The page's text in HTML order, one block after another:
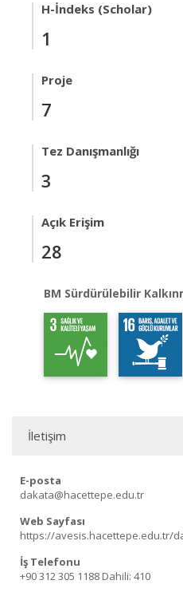
H-İndeks (Scholar)
1
Proje
7
Tez Danışmanlığı
3
Açık Erişim
28
BM Sürdürülebilir
İletişim
E-posta
dakata@hacettepe.edu.tr
Web Sayfası
https://avesis.hacettepe.edu.tr/
İş Telefonu
+90 312 305 1188 Dahili: 410